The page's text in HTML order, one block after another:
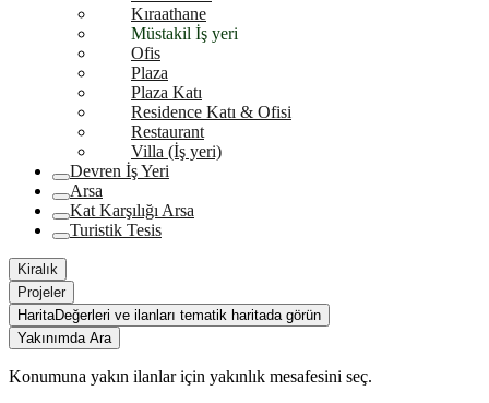
Kıraathane
Müstakil İş yeri
Ofis
Plaza
Plaza Katı
Residence Katı & Ofisi
Restaurant
Villa (İş yeri)
Devren İş Yeri
Arsa
Kat Karşılığı Arsa
Turistik Tesis
Kiralık
Projeler
HaritaDeğerleri ve ilanları tematik haritada görün
Yakınımda Ara
Konumuna yakın ilanlar için yakınlık mesafesini seç.